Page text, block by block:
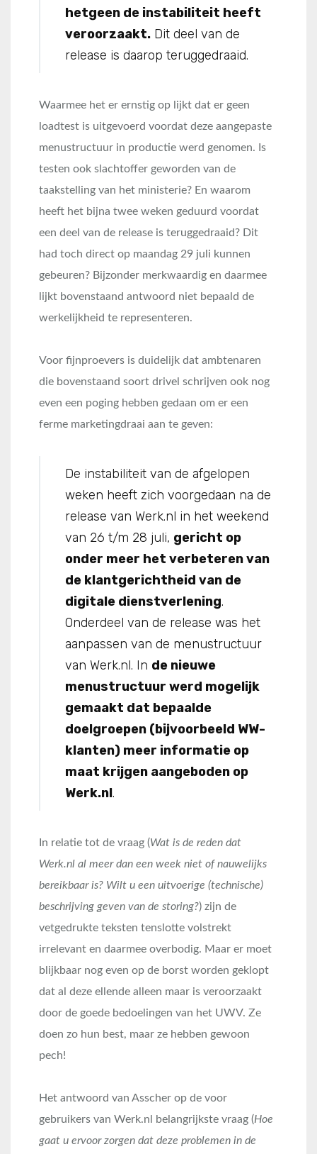
hetgeen de instabiliteit heeft
veroorzaakt. Dit deel van de
release is daarop teruggedraaid.
Waarmee het er ernstig op lijkt dat er geen
loadtest is uitgevoerd voordat deze aangepaste
menustructuur in productie werd genomen. Is
testen ook slachtoffer geworden van de
taakstelling van het ministerie? En waarom
heeft het bijna twee weken geduurd voordat
een deel van de release is teruggedraaid? Dit
had toch direct op maandag 29 juli kunnen
gebeuren? Bijzonder merkwaardig en daarmee
lijkt bovenstaand antwoord niet bepaald de
werkelijkheid te representeren.
Voor fijnproevers is duidelijk dat ambtenaren
die bovenstaand soort drivel schrijven ook nog
even een poging hebben gedaan om er een
ferme marketingdraai aan te geven:
De instabiliteit van de afgelopen
weken heeft zich voorgedaan na de
release van Werk.nl in het weekend
van 26 t/m 28 juli, gericht op
onder meer het verbeteren van
de klantgerichtheid van de
digitale dienstverlening.
Onderdeel van de release was het
aanpassen van de menustructuur
van Werk.nl. In de nieuwe
menustructuur werd mogelijk
gemaakt dat bepaalde
doelgroepen (bijvoorbeeld WW-
klanten) meer informatie op
maat krijgen aangeboden op
Werk.nl.
In relatie tot de vraag (Wat is de reden dat
Werk.nl al meer dan een week niet of nauwelijks
bereikbaar is? Wilt u een uitvoerige (technische)
beschrijving geven van de storing?) zijn de
vetgedrukte teksten tenslotte volstrekt
irrelevant en daarmee overbodig. Maar er moet
blijkbaar nog even op de borst worden geklopt
dat al deze ellende alleen maar is veroorzaakt
door de goede bedoelingen van het UWV. Ze
doen zo hun best, maar ze hebben gewoon
pech!
Het antwoord van Asscher op de voor
gebruikers van Werk.nl belangrijkste vraag (Hoe
gaat u ervoor zorgen dat deze problemen in de